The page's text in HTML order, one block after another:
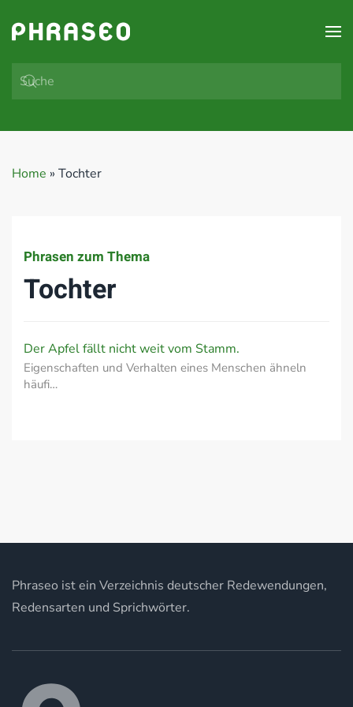
Zum Hauptinhalt springen
Home » Tochter
Phrasen zum Thema
Tochter
Der Apfel fällt nicht weit vom Stamm.
Eigenschaften und Verhalten eines Menschen ähneln
häufi…
Phraseo ist ein Verzeichnis deutscher Redewendungen,
Redensarten und Sprichwörter.